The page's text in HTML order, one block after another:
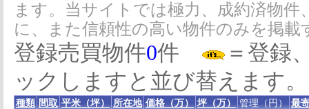
ます。当サイトでは極力、成約済物
に、また信頼性の高い物件のみを掲
登録売買物件0件
＝登録
ックしますと並び替えます。
種類 間取 平米（坪） 所在地 価格（万） 坪（万） 管理（円） 最